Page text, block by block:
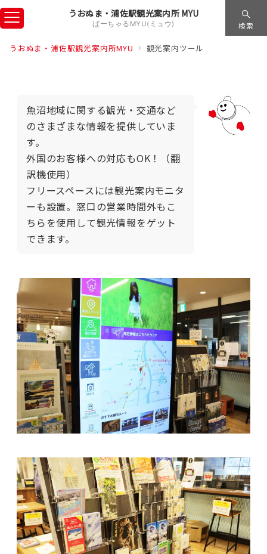
うおぬま・浦佐駅観光案内所 MYU
ばーちゃるMYU(ミュウ) 検索
うおぬま・浦佐駅観光案内所MYU 観光案内ツール
魚沼地域に関する観光・交通など
のさまざまな情報を提供していま
す。
外国のお客様への対応もOK！（翻
訳機使用）
フリースペースには観光案内モニタ
ーも設置。窓口の営業時間外もこ
ちらを使用して観光情報をゲット
できます。